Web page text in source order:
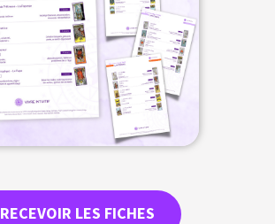
RECEVOIR LES FICHES